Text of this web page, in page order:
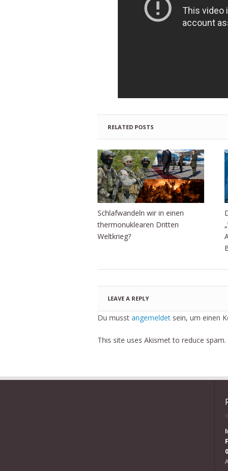
RELATED POSTS
Schlafwandeln wir in einen
thermonuklearen Dritten
Weltkrieg?
LEAVE A REPLY
Du musst angemeldet sein, um einen
This site uses Akismet to reduce spam.